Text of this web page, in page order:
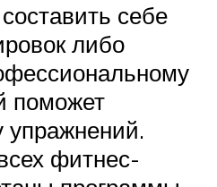
себе
либо
поможет
упражнений.
фитнес-